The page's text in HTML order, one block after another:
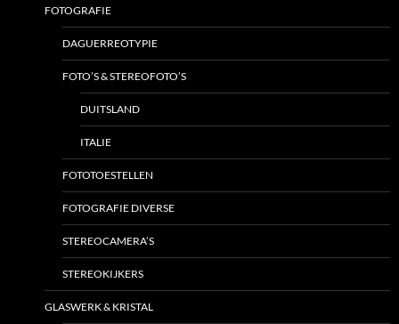
FOTOGRAFIE
DAGUERREOTYPIE
FOTO’S & STEREOFOTO’S
DUITSLAND
ITALIE
FOTOTOESTELLEN
FOTOGRAFIE DIVERSE
STEREOCAMERA’S
STEREOKIJKERS
GLASWERK & KRISTAL